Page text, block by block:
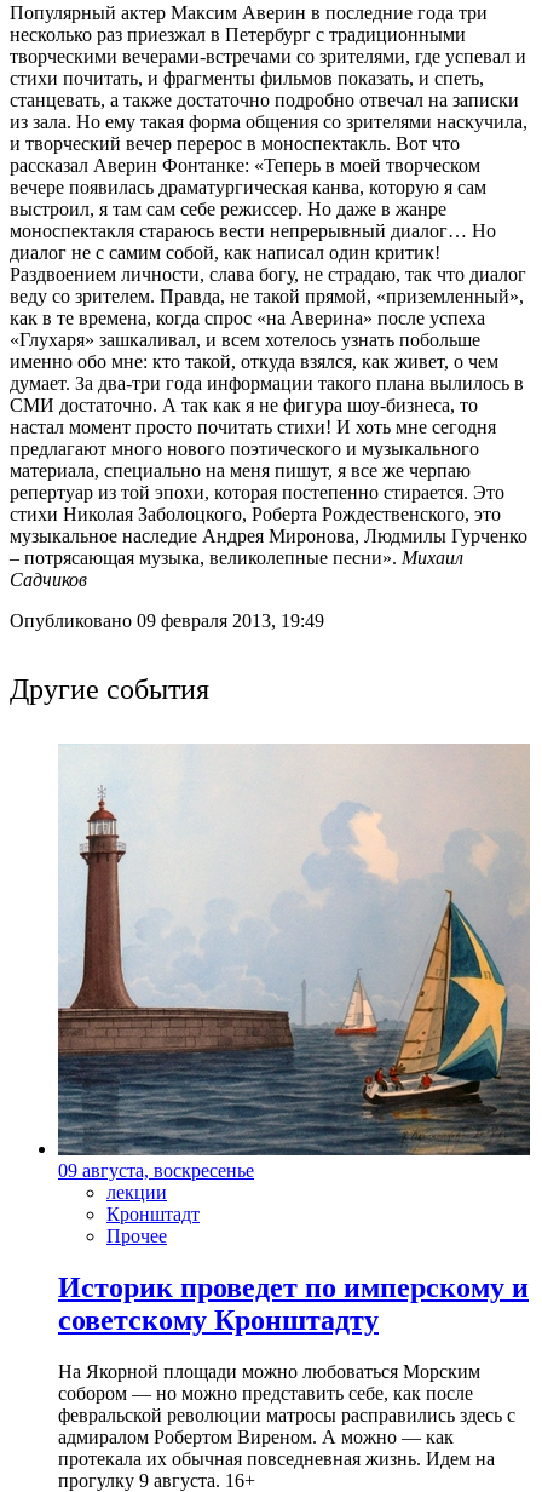
Популярный актер Максим Аверин в последние года три
несколько раз приезжал в Петербург с традиционными
творческими вечерами-встречами со зрителями, где успевал и
стихи почитать, и фрагменты фильмов показать, и спеть,
станцевать, а также достаточно подробно отвечал на записки
из зала. Но ему такая форма общения со зрителями наскучила,
и творческий вечер перерос в моноспектакль. Вот что
рассказал Аверин Фонтанке: «Теперь в моей творческом
вечере появилась драматургическая канва, которую я сам
выстроил, я там сам себе режиссер. Но даже в жанре
моноспектакля стараюсь вести непрерывный диалог… Но
диалог не с самим собой, как написал один критик!
Раздвоением личности, слава богу, не страдаю, так что диалог
веду со зрителем. Правда, не такой прямой, «приземленный»,
как в те времена, когда спрос «на Аверина» после успеха
«Глухаря» зашкаливал, и всем хотелось узнать побольше
именно обо мне: кто такой, откуда взялся, как живет, о чем
думает. За два-три года информации такого плана вылилось в
СМИ достаточно. А так как я не фигура шоу-бизнеса, то
настал момент просто почитать стихи! И хоть мне сегодня
предлагают много нового поэтического и музыкального
материала, специально на меня пишут, я все же черпаю
репертуар из той эпохи, которая постепенно стирается. Это
стихи Николая Заболоцкого, Роберта Рождественского, это
музыкальное наследие Андрея Миронова, Людмилы Гурченко
– потрясающая музыка, великолепные песни». Михаил
Садчиков
Опубликовано 09 февраля 2013, 19:49
Другие события
09 августа, воскресенье
лекции
Кронштадт
Прочее
Историк проведет по имперскому и
советскому Кронштадту
На Якорной площади можно любоваться Морским
собором — но можно представить себе, как после
февральской революции матросы расправились здесь с
адмиралом Робертом Виреном. А можно — как
протекала их обычная повседневная жизнь. Идем на
прогулку 9 августа. 16+